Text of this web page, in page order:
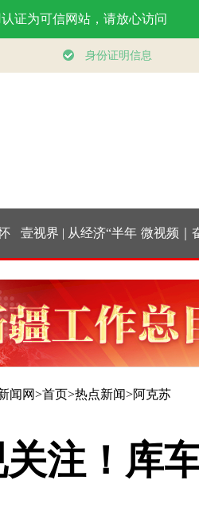
视界 | 从经济“半年
”，看“十五五”稳健
开局
微视频｜奋进
实干挑大
闻网>首页>热点新闻>阿克苏
注！库